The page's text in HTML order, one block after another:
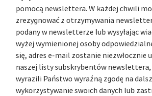
pomocą newslettera. W każdej chwili
zrezygnować z otrzymywania
podany w newsletterze lub wysyłając
wyżej wymienionej osoby
się, adres e-mail zostanie niezwłocznie
naszej listy subskrybentów newslettera,
wyrazili Państwo wyraźną zgodę na
wykorzystywanie swoich danych lub